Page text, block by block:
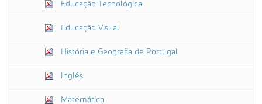
Educação Tecnológica
Educação Visual
História e Geografia de Portugal
Inglês
Matemática